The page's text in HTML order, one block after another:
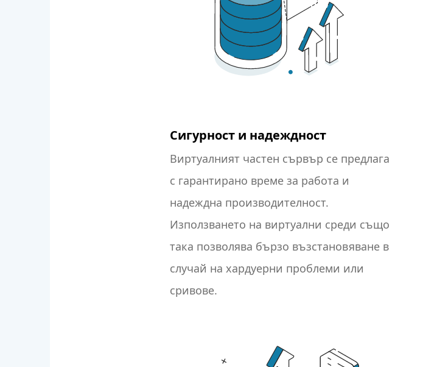
Сигурност и надеждност
Виртуалният частен сървър се предлага
с гарантирано време за работа и
надеждна производителност.
Използването на виртуални среди също
така позволява бързо възстановяване в
случай на хардуерни проблеми или
сривове.